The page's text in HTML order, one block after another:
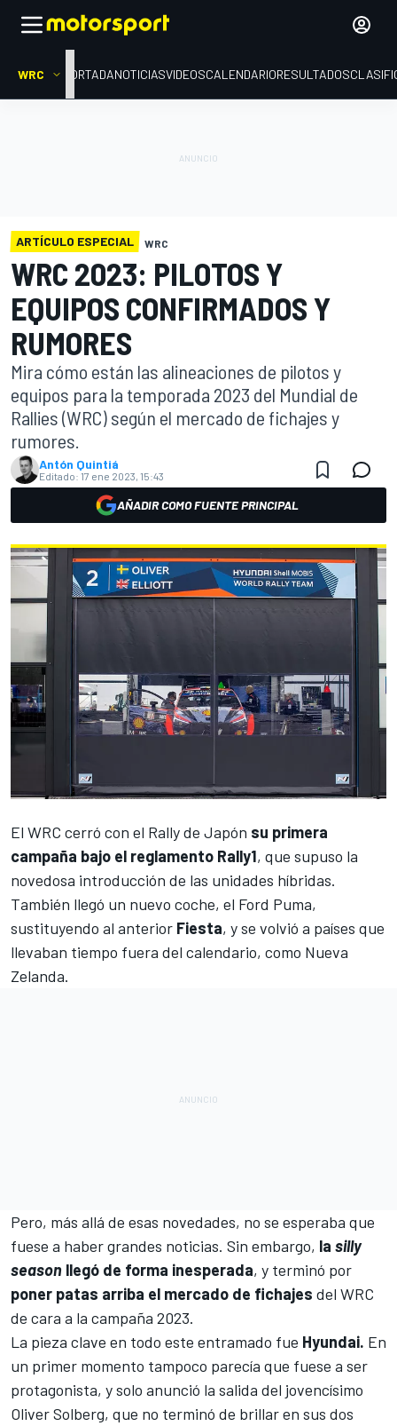
WRC PORTADANOTICIASVIDEOSCALENDARIORESULTADOS
ARTÍCULO ESPECIAL WRC
WRC 2023: PILOTOS Y
EQUIPOS CONFIRMADOS Y
RUMORES
Mira cómo están las alineaciones de pilotos y
equipos para la temporada 2023 del Mundial de
Rallies (WRC) según el mercado de fichajes y
rumores.
Antón Quintiá
Editado: 17 ene 2023, 15:43
AÑADIR COMO FUENTE PRINCIPAL
El WRC cerró con el Rally de Japón su primera
campaña bajo el reglamento Rally1, que supuso la
novedosa introducción de las unidades híbridas.
También llegó un nuevo coche, el Ford Puma,
sustituyendo al anterior Fiesta, y se volvió a países que
llevaban tiempo fuera del calendario, como Nueva
Zelanda.
Pero, más allá de esas novedades, no se esperaba que
fuese a haber grandes noticias. Sin embargo, la silly
season llegó de forma inesperada, y terminó por
poner patas arriba el mercado de fichajes del WRC
de cara a la campaña 2023.
La pieza clave en todo este entramado fue Hyundai. En
un primer momento tampoco parecía que fuese a ser
protagonista, y solo anunció la salida del jovencísimo
Oliver Solberg, que no terminó de brillar en sus dos